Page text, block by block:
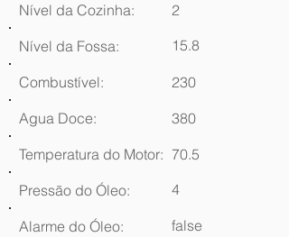
Nível da Cozinha:
2
Nível da Fossa:
15.8
Combustível:
230
Agua Doce:
380
Temperatura do Motor: 70.5
Pressão do Óleo:
4
Alarme do Óleo: false